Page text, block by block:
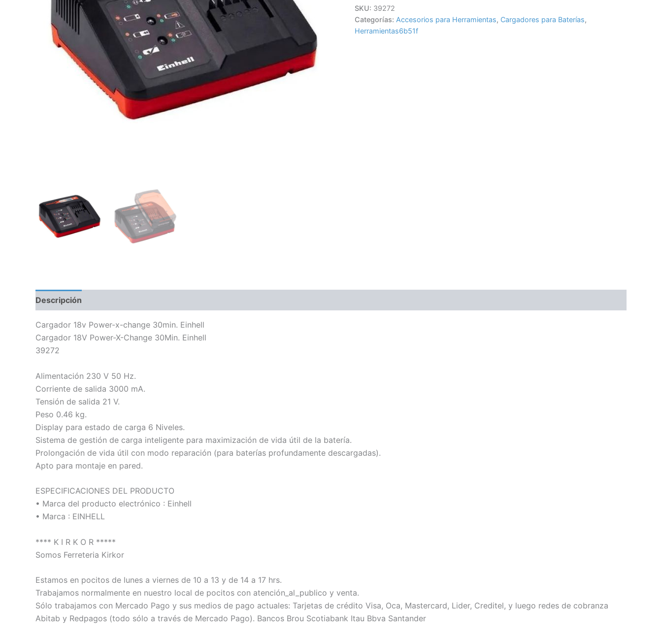
SKU: 39272
Categorías: Accesorios para Herramientas, Cargadores para Baterías,
Herramientas6b51f
Descripción
Cargador 18v Power-x-change 30min. Einhell
Cargador 18V Power-X-Change 30Min. Einhell
39272
Alimentación 230 V 50 Hz.
Corriente de salida 3000 mA.
Tensión de salida 21 V.
Peso 0.46 kg.
Display para estado de carga 6 Niveles.
Sistema de gestión de carga inteligente para maximización de vida útil de la batería.
Prolongación de vida útil con modo reparación (para baterías profundamente descargadas).
Apto para montaje en pared.
ESPECIFICACIONES DEL PRODUCTO
• Marca del producto electrónico : Einhell
• Marca : EINHELL
**** K I R K O R *****
Somos Ferreteria Kirkor
Estamos en pocitos de lunes a viernes de 10 a 13 y de 14 a 17 hrs.
Trabajamos normalmente en nuestro local de pocitos con atención_al_publico y venta.
Sólo trabajamos con Mercado Pago y sus medios de pago actuales: Tarjetas de crédito Visa, Oca, Mastercard, Lider, Creditel, y luego redes de cobranza
Abitab y Redpagos (todo sólo a través de Mercado Pago). Bancos Brou Scotiabank Itau Bbva Santander